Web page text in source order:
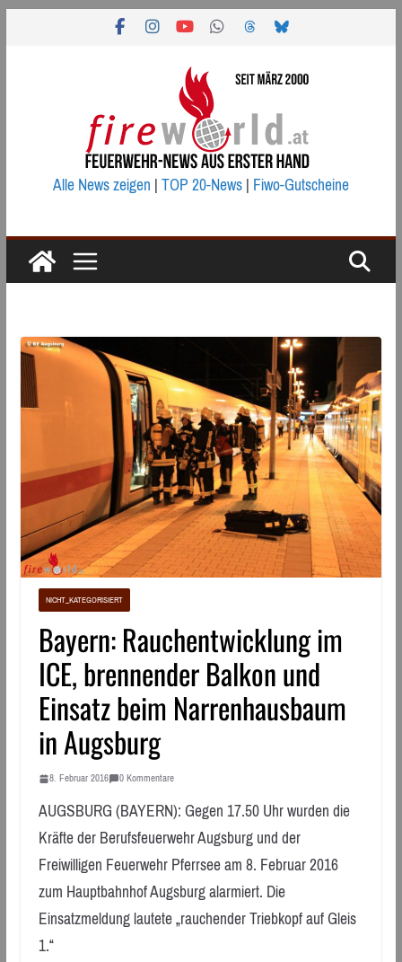
Alle News zeigen|TOP 20-News|Fiwo-Gutscheine
NICHT_KATEGORISIERT
Bayern: Rauchentwicklung im
ICE, brennender Balkon und
Einsatz beim Narrenhausbaum
in Augsburg
8. Februar 2016 0 Kommentare
AUGSBURG (BAYERN): Gegen 17.50 Uhr wurden die
Kräfte der Berufsfeuerwehr Augsburg und der
Freiwilligen Feuerwehr Pferrsee am 8. Februar 2016
zum Hauptbahnhof Augsburg alarmiert. Die
Einsatzmeldung lautete „rauchender Triebkopf auf Gleis
1.“